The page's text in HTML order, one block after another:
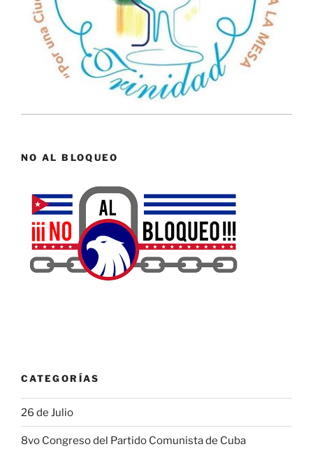
NO AL BLOQUEO
CATEGORÍAS
26 de Julio
8vo Congreso del Partido Comunista de Cuba